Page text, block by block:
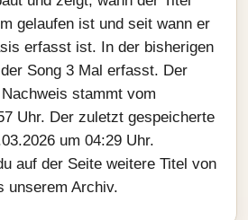
gelaufen ist und seit wann er
erfasst ist. In der bisherigen
Song 3 Mal erfasst. Der
stammt vom
Uhr. Der zuletzt gespeicherte
um 04:29 Uhr.
auf der Seite weitere Titel von
unserem Archiv.